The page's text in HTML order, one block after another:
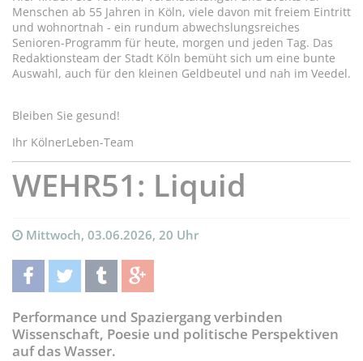
Menschen ab 55 Jahren in Köln, viele davon mit freiem Eintritt
und wohnortnah - ein rundum abwechslungsreiches
Senioren-Programm für heute, morgen und jeden Tag. Das
Redaktionsteam der Stadt Köln bemüht sich um eine bunte
Auswahl, auch für den kleinen Geldbeutel und nah im Veedel.
Bleiben Sie gesund!
Ihr KölnerLeben-Team
WEHR51: Liquid
Mittwoch, 03.06.2026, 20 Uhr
teilentwittern teilen
Performance und Spaziergang verbinden
Wissenschaft, Poesie und politische Perspektiven
auf das Wasser.